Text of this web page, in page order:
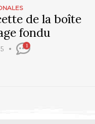
de la boîte
fondu
1